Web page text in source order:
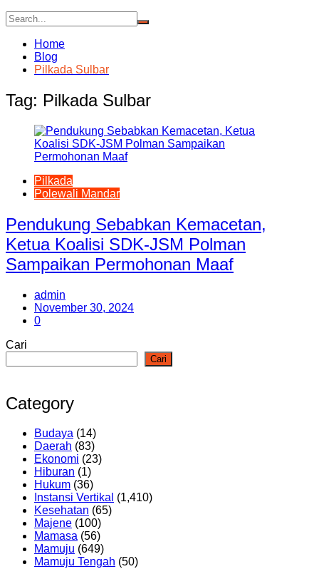
Home
Blog
Pilkada Sulbar
Tag: Pilkada Sulbar
Pilkada
Polewali Mandar
Pendukung Sebabkan Kemacetan,
Ketua Koalisi SDK-JSM Polman
Sampaikan Permohonan Maaf
admin
November 30, 2024
0
Cari
Cari
Category
Budaya (14)
Daerah (83)
Ekonomi (23)
Hiburan (1)
Hukum (36)
Instansi Vertikal (1,410)
Kesehatan (65)
Majene (100)
Mamasa (56)
Mamuju (649)
Mamuju Tengah (50)